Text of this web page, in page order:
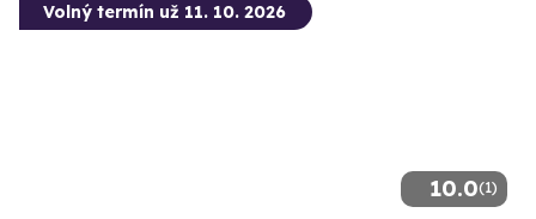
10.0(1)
Volný termín už 11. 10. 2026